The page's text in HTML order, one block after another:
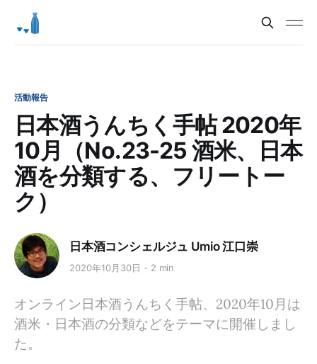
活動報告
日本酒うんちく手帖 2020年
10月（No.23-25 酒米、日本
酒を分類する、フリートー
ク）
日本酒コンシェルジュ Umio 江口崇
2020年10月30日 2 min
オンライン日本酒うんちく手帖、2020年10月は
酒米・日本酒の分類などをテーマに開催しまし
た。